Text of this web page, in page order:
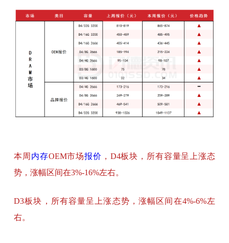
本周 内存OEM市场报价 ，D4板块，所有容量呈上涨态
势，涨幅区间在3%-16%左右。
D3板块，所有容量呈上涨态势，涨幅区间在4%-6%左
右。